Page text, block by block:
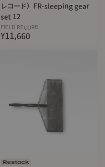
レコード）FR-sleeping gear
set 12
FIELD RECORD
¥11,660
Restock